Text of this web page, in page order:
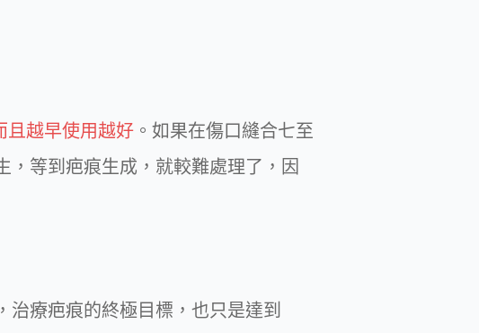
且越早使用越好 。如果在傷口縫合七至
等到疤痕生成，就較難處理了，因
療疤痕的終極目標，也只是達到